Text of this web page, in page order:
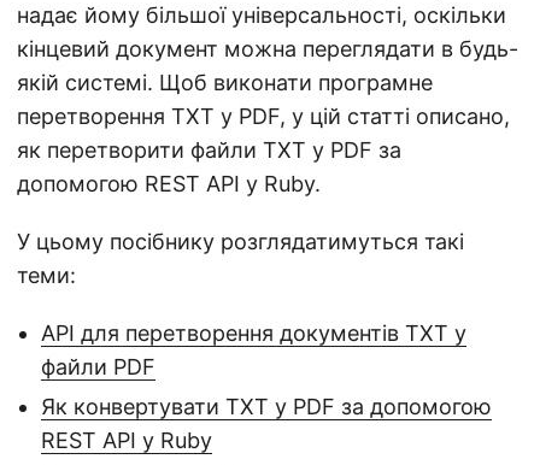
надає йому більшої універсальності, оскільки
кінцевий документ можна переглядати в будь-
якій системі. Щоб виконати програмне
перетворення TXT у PDF, у цій статті описано,
як перетворити файли TXT у PDF за
допомогою REST API у Ruby.
У цьому посібнику розглядатимуться такі
теми:
API для перетворення документів TXT у
файли PDF
Як конвертувати TXT у PDF за допомогою
REST API у Ruby